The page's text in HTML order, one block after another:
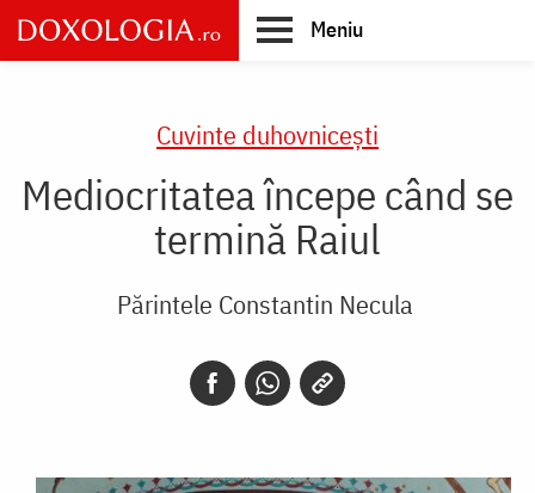
Skip
to
main
Meniu
Cuvinte duhovnicești
Mediocritatea începe când se
termină Raiul
Părintele Constantin Necula